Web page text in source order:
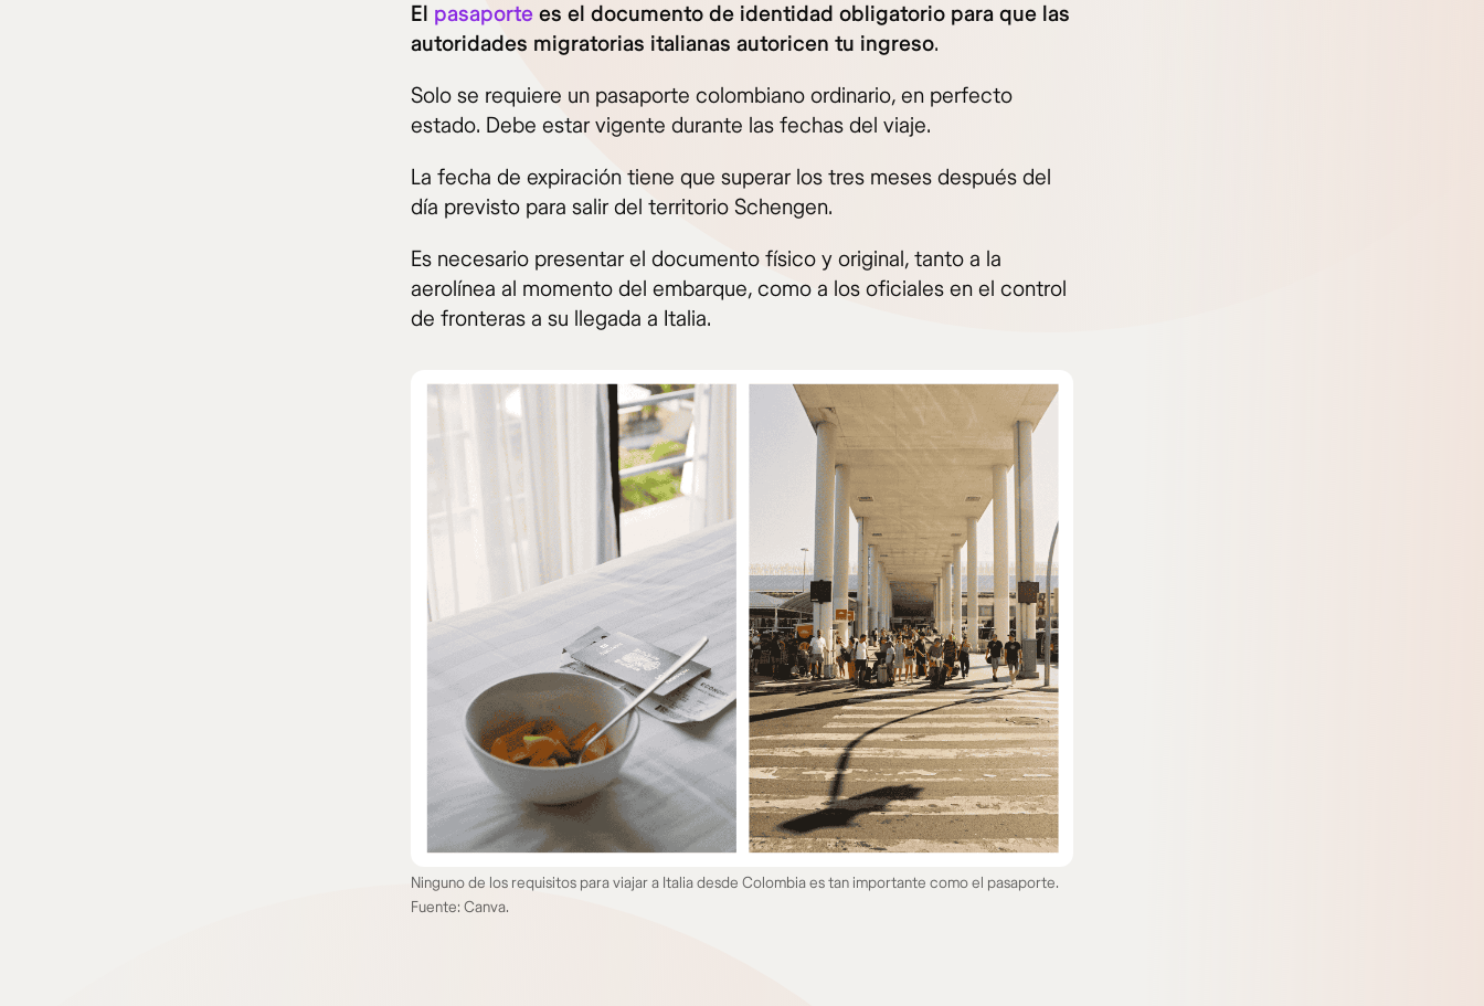
El pasaporte es el documento de identidad obligatorio para que las
autoridades migratorias italianas autoricen tu ingreso.
Solo se requiere un pasaporte colombiano ordinario, en perfecto
estado. Debe estar vigente durante las fechas del viaje.
La fecha de expiración tiene que superar los tres meses después del
día previsto para salir del territorio Schengen.
Es necesario presentar el documento físico y original, tanto a la
aerolínea al momento del embarque, como a los oficiales en el control
de fronteras a su llegada a Italia.
Ninguno de los requisitos para viajar a Italia desde Colombia es tan importante como el pasaporte.
Fuente: Canva.